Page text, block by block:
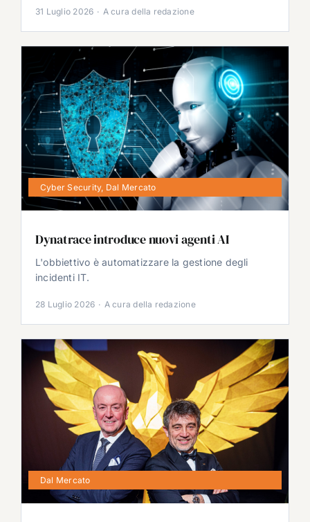
31 Luglio 2026 · A cura della redazione
Cyber Security, Dal Mercato
Dynatrace introduce nuovi agenti AI
L'obbiettivo è automatizzare la gestione degli
incidenti IT.
28 Luglio 2026 · A cura della redazione
Dal Mercato